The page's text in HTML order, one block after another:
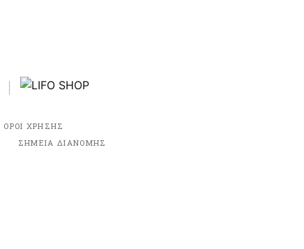
ΟΡΟΙ ΧΡΗΣΗΣ
ΣΗΜΕΙΑ ΔΙΑΝΟΜΗΣ